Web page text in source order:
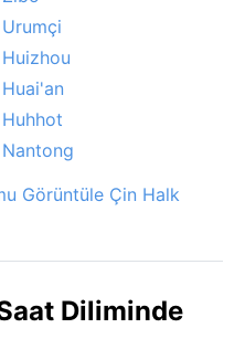
Urumçi
Huizhou
Huai'an
Huhhot
Nantong
Görüntüle Çin Halk
Diliminde